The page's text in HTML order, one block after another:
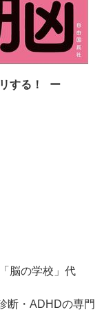
する！ ー
脳の学校」代
断・ADHDの専門